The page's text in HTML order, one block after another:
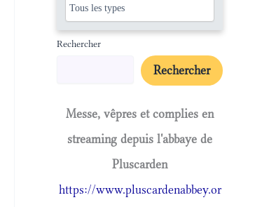
Rechercher
Rechercher
Messe, vêpres et complies en
streaming depuis l'abbaye de
Pluscarden
https://www.pluscardenabbey.or